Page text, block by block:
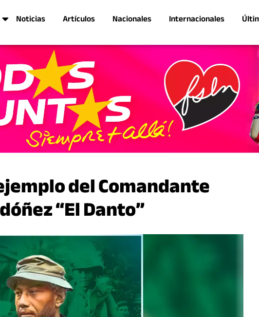
Noticias Artículos Nacionales Internacionales
del Comandante
“El Danto”